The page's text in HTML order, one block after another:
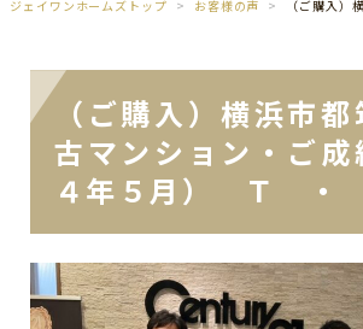
ジェイワンホームズトップ お客様の声
（ご購入）横浜市
古マンション・ご成
４年５月） Ｔ